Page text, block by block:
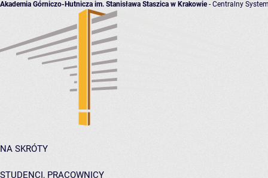
Akademia Górniczo-Hutnicza im. Stanisława Staszica w Krakowie- Centralny
NA SKRÓTY
STUDENCI, PRACOWNICY